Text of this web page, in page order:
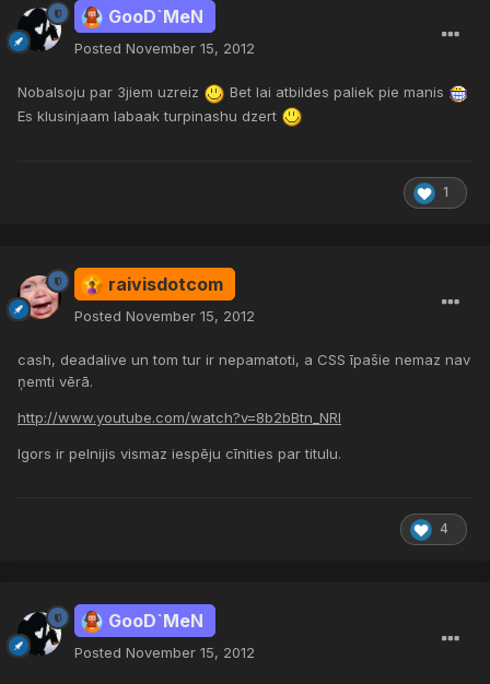
GooD`MeN
Posted November 15, 2012
Nobalsoju par 3jiem uzreiz
Bet lai atbildes paliek pie manis
Es klusinjaam labaak turpinashu dzert
1
raivisdotcom
Posted November 15, 2012
cash, deadalive un tom tur ir nepamatoti, a CSS īpašie nemaz nav
ņemti vērā.
http://www.youtube.com/watch?v=8b2bBtn_NRI
Igors ir pelnijis vismaz iespēju cīnities par titulu.
4
GooD`MeN
Posted November 15, 2012